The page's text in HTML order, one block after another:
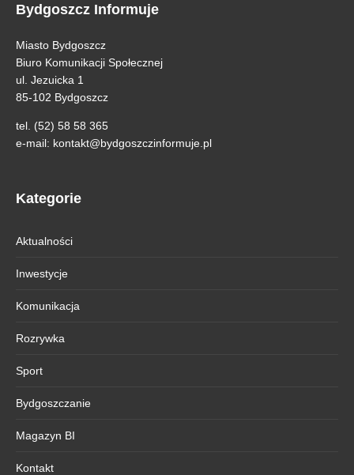
Bydgoszcz Informuje
Miasto Bydgoszcz
Biuro Komunikacji Społecznej
ul. Jezuicka 1
85-102 Bydgoszcz
tel. (52) 58 58 365
e-mail: kontakt@bydgoszczinformuje.pl
Kategorie
Aktualności
Inwestycje
Komunikacja
Rozrywka
Sport
Bydgoszczanie
Magazyn BI
Kontakt